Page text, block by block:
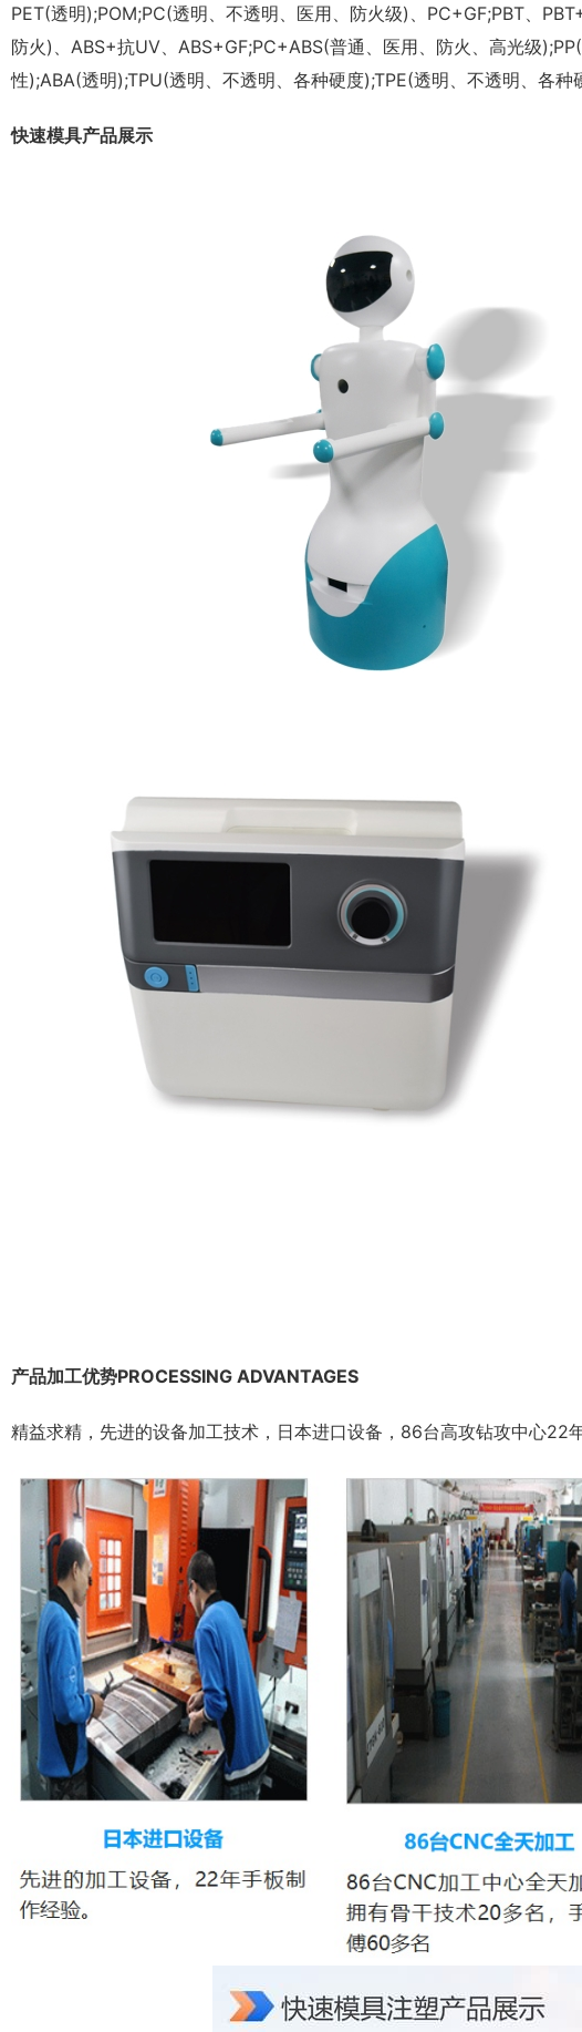
PET(透明);POM;PC(透明、不透明、医用、防火级)、PC+GF;PBT、
防火)、ABS+抗UV、ABS+GF;PC+ABS(普通、医用、防火、高光级
性);ABA(透明);TPU(透明、不透明、各种硬度);TPE(透明、不透明、各种
快速模具产品展示
产品加工优势PROCESSING ADVANTAGES
精益求精，先进的设备加工技术，日本进口设备，86台高攻钻攻中心22